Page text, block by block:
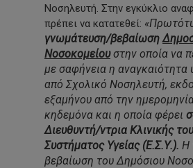
Νοσηλευτή. Στην εγκύκλιο
πρέπει να κατατεθεί:
γνωμάτευση/βεβαίωση
Νοσοκομείουστην οποία να
με σαφήνεια η αναγκαιότητα
από Σχολικό Νοσηλευτή,
εξαμήνου από την
κηδεμόνα και η οποία φέρει
Διευθυντή/ντρια Κλινικής
Συστήματος Υγείας (Ε.Σ.Υ.). Η
βεβαίωση του Δημόσιου